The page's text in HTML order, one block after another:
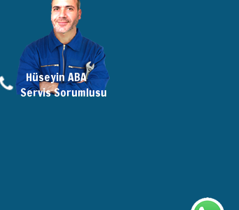
Hüseyin ABA
Servis Sorumlusu